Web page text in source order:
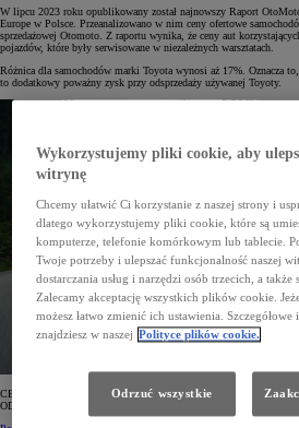
W lipcu 2023 roku opublikowany został najnowszy Raport
Europe w Polsce. Przeanalizowano w nim ceny ofertowe
sprzedażowej Otomoto. Z raportu wynika, że ceny aut
pojazdów, które były serwisowane w niezależnych warsztatach.
Różnica dla samochodów marki Toyota wynosi aż 17%. Oznacza
to dodatkowy poważny zysk przy odsprzedaży używanej Toyoty.
CENY OFERTOWE UŻYWANYCH TOYOT
OD CEN TOYOT KORZYSTAJĄCYCH Z USŁUG
Wykorzystujemy pliki cookie, aby
witrynę
Chcemy ułatwić Ci korzystanie z naszej strony i
dlatego wykorzystujemy pliki cookie, które są
komputerze, telefonie komórkowym lub tablecie.
Twoje potrzeby i ulepszać funkcjonalność naszej
dostarczania usług i narzędzi osób trzecich, a także
Zalecamy akceptację wszystkich plików cookie.
możesz łatwo zmienić ich ustawienia.
znajdziesz w naszej Polityce plików cookie.
Odrzuć wszystkie